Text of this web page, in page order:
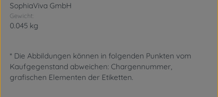
SophiaViva GmbH
Gewicht:
0.045 kg
* Die Abbildungen können in folgenden Punkten vom
Kaufgegenstand abweichen: Chargennummer,
grafischen Elementen der Etiketten.